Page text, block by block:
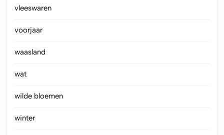
vleeswaren
voorjaar
waasland
wat
wilde bloemen
winter